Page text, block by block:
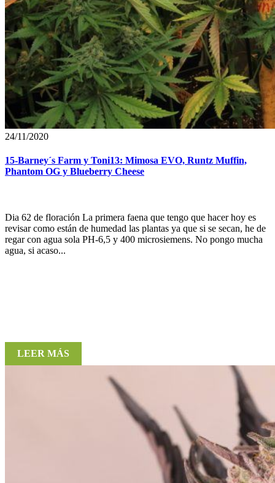
24/11/2020
15-Barney´s Farm y Toni13: Mimosa EVO, Runtz Muffin,
Phantom OG y Blueberry Cheese
Dia 62 de floración La primera faena que tengo que hacer hoy es
revisar como están de humedad las plantas ya que si se secan, he de
regar con agua sola PH-6,5 y 400 microsiemens. No pongo mucha
agua, si acaso...
LEER MÁS